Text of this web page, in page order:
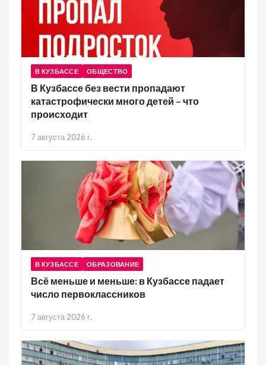
В КУЗБАССЕ ОБЩЕСТВО
В Кузбассе без вести пропадают
катастрофически много детей – что
происходит
7 августа 2026 г.
В КУЗБАССЕ ОБРАЗОВАНИЕ
Всё меньше и меньше: в Кузбассе падает
число первоклассников
7 августа 2026 г.